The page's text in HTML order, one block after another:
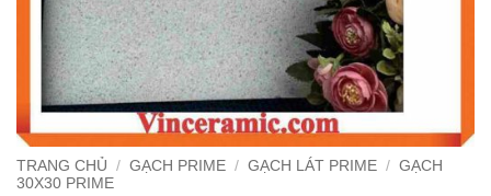
TRANG CHỦ / GẠCH PRIME / GẠCH LÁT PRIME / GẠCH
30X30 PRIME